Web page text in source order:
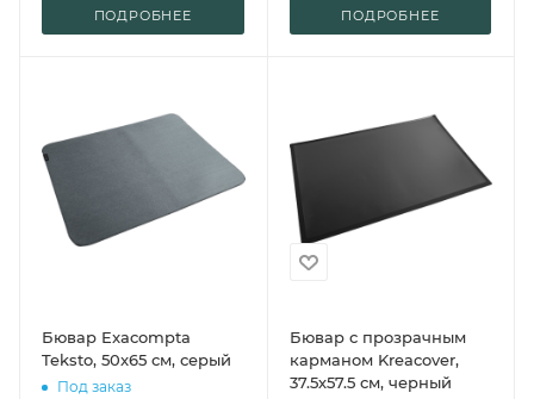
ПОДРОБНЕЕ ПОДРОБНЕЕ
Бювар Exacompta
Teksto, 50x65 см, серый
Под заказ
Бювар с прозрачным
карманом Kreacover,
37.5х57.5 см, черный